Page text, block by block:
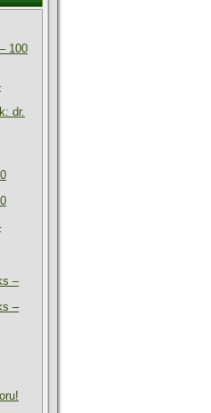
100
dr.
–
–